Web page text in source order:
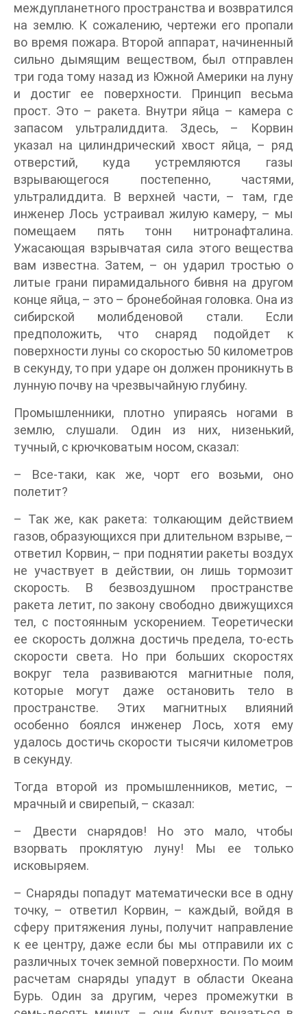
междупланетного пространства и возвратился
на землю. К сожалению, чертежи его пропали
во время пожара. Второй аппарат, начиненный
сильно дымящим веществом, был отправлен
три года тому назад из Южной Америки на луну
и достиг ее поверхности. Принцип весьма
прост. Это – ракета. Внутри яйца – камера с
запасом ультралиддита. Здесь, – Корвин
указал на цилиндрический хвост яйца, – ряд
отверстий, куда устремляются газы
взрывающегося постепенно, частями,
ультралиддита. В верхней части, – там, где
инженер Лось устраивал жилую камеру, – мы
помещаем пять тонн нитронафталина.
Ужасающая взрывчатая сила этого вещества
вам известна. Затем, – он ударил тростью о
литые грани пирамидального бивня на другом
конце яйца, – это – бронебойная головка. Она из
сибирской молибденовой стали. Если
предположить, что снаряд подойдет к
поверхности луны со скоростью 50 километров
в секунду, то при ударе он должен проникнуть в
лунную почву на чрезвычайную глубину.
Промышленники, плотно упираясь ногами в
землю, слушали. Один из них, низенький,
тучный, с крючковатым носом, сказал:
– Все-таки, как же, чорт его возьми, оно
полетит?
– Так же, как ракета: толкающим действием
газов, образующихся при длительном взрыве, –
ответил Корвин, – при поднятии ракеты воздух
не участвует в действии, он лишь тормозит
скорость. В безвоздушном пространстве
ракета летит, по закону свободно движущихся
тел, с постоянным ускорением. Теоретически
ее скорость должна достичь предела, то-есть
скорости света. Но при больших скоростях
вокруг тела развиваются магнитные поля,
которые могут даже остановить тело в
пространстве. Этих магнитных влияний
особенно боялся инженер Лось, хотя ему
удалось достичь скорости тысячи километров
в секунду.
Тогда второй из промышленников, метис, –
мрачный и свирепый, – сказал:
– Двести снарядов! Но это мало, чтобы
взорвать проклятую луну! Мы ее только
исковыряем.
– Снаряды попадут математически все в одну
точку, – ответил Корвин, – каждый, войдя в
сферу притяжения луны, получит направление
к ее центру, даже если бы мы отправили их с
различных точек земной поверхности. По моим
расчетам снаряды упадут в области Океана
Бурь. Один за другим, через промежутки в